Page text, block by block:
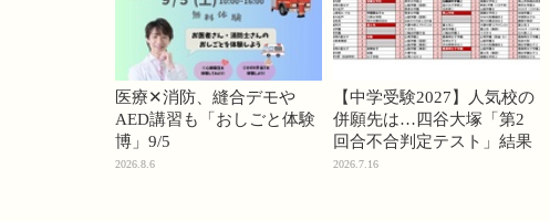
医療✕消防、縫合デモや
AED講習も「おしごと体験
博」9/5
2026.8.6
【中学受験2027】人気校の
併願先は…四谷大塚「第2
回合不合判定テスト」結果
2026.7.16